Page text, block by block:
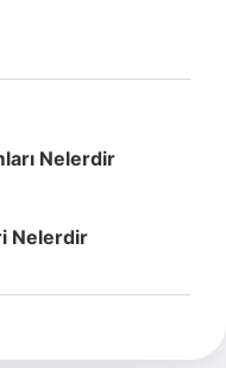
Nelerdir
Nelerdir